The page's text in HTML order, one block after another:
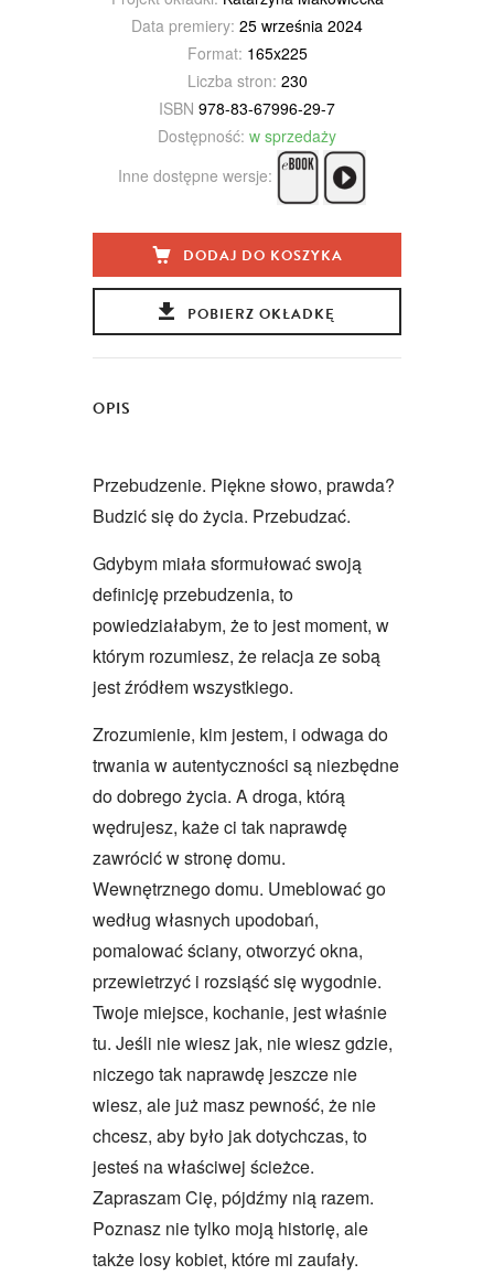
Data premiery: 25 września 2024
Format: 165x225
Liczba stron: 230
ISBN 978-83-67996-29-7
Dostępność: w sprzedaży
Inne dostępne wersje:
DODAJ DO KOSZYKA
POBIERZ OKŁADKĘ
OPIS
Przebudzenie. Piękne słowo, prawda?
Budzić się do życia. Przebudzać.
Gdybym miała sformułować swoją
definicję przebudzenia, to
powiedziałabym, że to jest moment, w
którym rozumiesz, że relacja ze sobą
jest źródłem wszystkiego.
Zrozumienie, kim jestem, i odwaga do
trwania w autentyczności są niezbędne
do dobrego życia. A droga, którą
wędrujesz, każe ci tak naprawdę
zawrócić w stronę domu.
Wewnętrznego domu. Umeblować go
według własnych upodobań,
pomalować ściany, otworzyć okna,
przewietrzyć i rozsiąść się wygodnie.
Twoje miejsce, kochanie, jest właśnie
tu. Jeśli nie wiesz jak, nie wiesz gdzie,
niczego tak naprawdę jeszcze nie
wiesz, ale już masz pewność, że nie
chcesz, aby było jak dotychczas, to
jesteś na właściwej ścieżce.
Zapraszam Cię, pójdźmy nią razem.
Poznasz nie tylko moją historię, ale
także losy kobiet, które mi zaufały.